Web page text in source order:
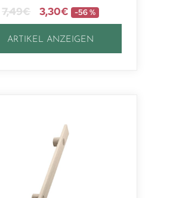
7,49€ 3,30€ -56 %
ARTIKEL ANZEIGEN